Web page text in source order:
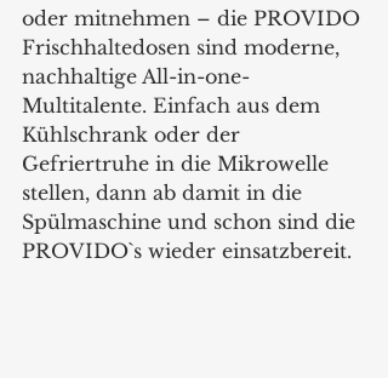
oder mitnehmen – die PROVIDO
Frischhaltedosen sind moderne,
nachhaltige All-in-one-
Multitalente. Einfach aus dem
Kühlschrank oder der
Gefriertruhe in die Mikrowelle
stellen, dann ab damit in die
Spülmaschine und schon sind die
PROVIDO`s wieder einsatzbereit.